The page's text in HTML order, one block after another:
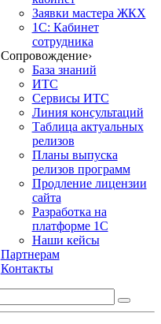
Заявки мастера ЖКХ
1С: Кабинет
сотрудника
Сопровождение›
База знаний
ИТС
Сервисы ИТС
Линия консультаций
Таблица актуальных
релизов
Планы выпуска
релизов программ
Продление лицензии
сайта
Разработка на
платформе 1С
Наши кейсы
Партнерам
Контакты